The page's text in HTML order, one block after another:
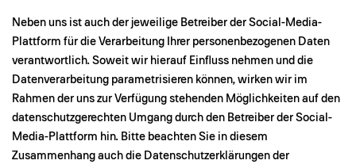
Neben uns ist auch der jeweilige Betreiber der Social-Media-
Plattform für die Verarbeitung Ihrer personenbezogenen Daten
verantwortlich. Soweit wir hierauf Einfluss nehmen und die
Datenverarbeitung parametrisieren können, wirken wir im
Rahmen der uns zur Verfügung stehenden Möglichkeiten auf den
datenschutzgerechten Umgang durch den Betreiber der Social-
Media-Plattform hin. Bitte beachten Sie in diesem
Zusammenhang auch die Datenschutzerklärungen der